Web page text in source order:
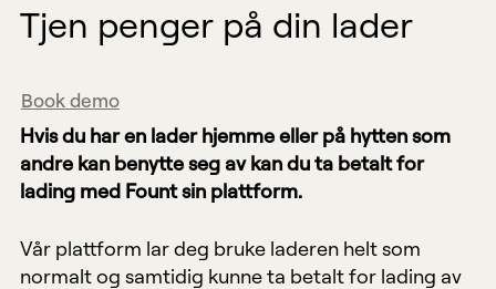
Tjen penger på din lader
Book demo
Hvis du har en lader hjemme eller på hytten som
andre kan benytte seg av kan du ta betalt for
lading med Fount sin plattform.
Vår plattform lar deg bruke laderen helt som
normalt og samtidig kunne ta betalt for lading av